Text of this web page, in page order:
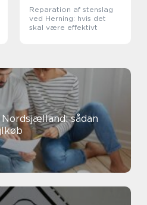
Reparation af stenslag
ved Herning: hvis det
skal være effektivt
sådan